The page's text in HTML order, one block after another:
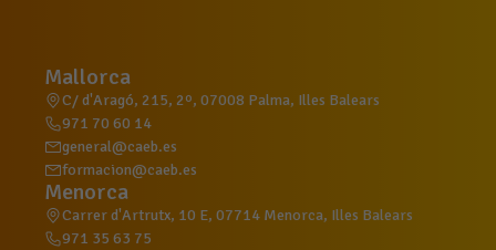
Mallorca
C/ d'Aragó, 215, 2º, 07008 Palma, Illes Balears
971 70 60 14
general@caeb.es
formacion@caeb.es
Menorca
Carrer d'Artrutx, 10 E, 07714 Menorca, Illes Balears
971 35 63 75